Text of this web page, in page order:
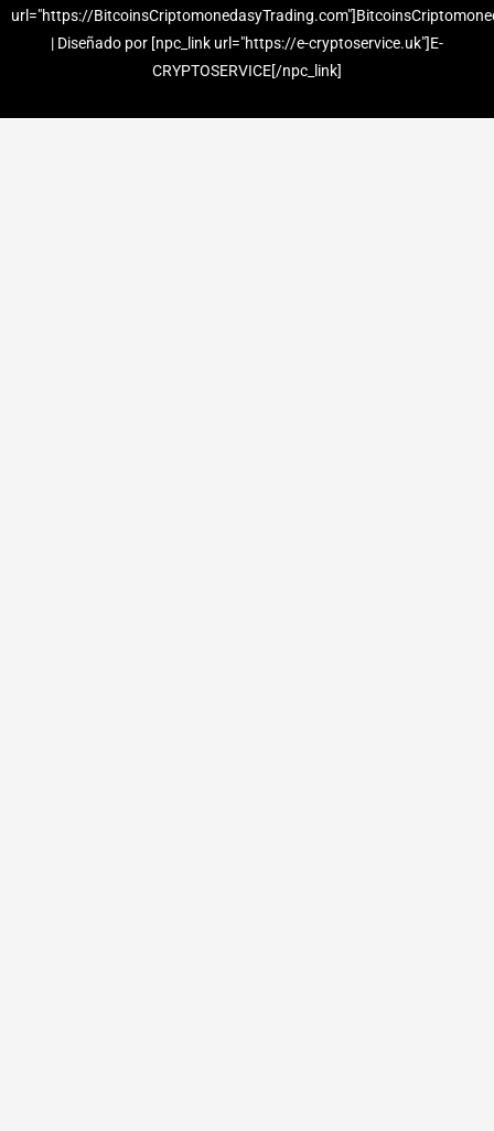
url="https://
| Diseñado por [npc_link url="https://e-cryptoservice.uk"]E-
CRYPTOSERVICE[/npc_link]